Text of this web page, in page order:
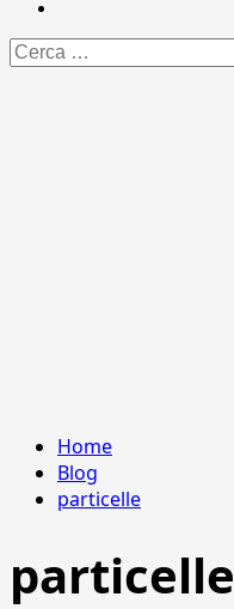
Ricerca
per:
Home
Blog
particelle
particelle